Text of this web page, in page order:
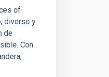
of
diverso y
de
Con